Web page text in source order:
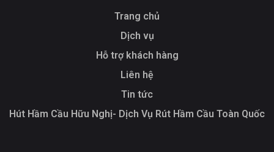
Trang chủ
Dịch vụ
Hỗ trợ khách hàng
Liên hệ
Tin tức
Hút Hầm Cầu Hữu Nghị- Dịch Vụ Rút Hầm Cầu Toàn Quốc